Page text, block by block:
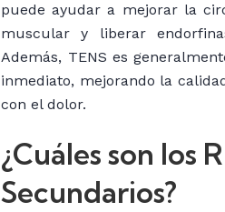
puede ayudar a mejorar la
muscular y liberar
Además, TENS es
inmediato, mejorando la
con el dolor.
¿Cuáles son los
Secundarios?